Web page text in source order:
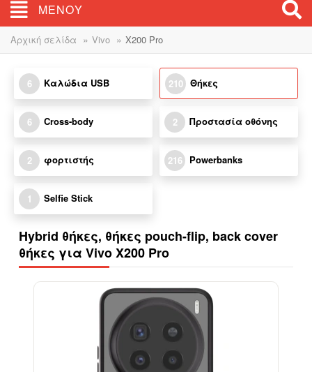
ΜΕΝΟΎ
Αρχική σελίδα » Vivo » X200 Pro
6 Καλώδια USB 210 Θήκες
6 Cross-body 2 Προστασία οθόνης
2 φορτιστής 216 Powerbanks
1 Selfie Stick
Hybrid θήκες, θήκες pouch-flip, back cover
θήκες για Vivo X200 Pro